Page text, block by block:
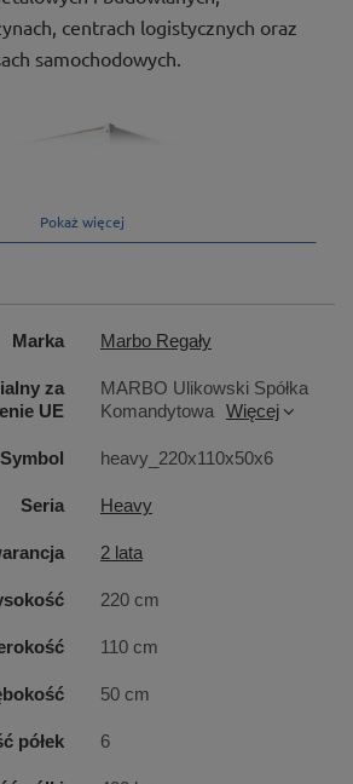
centrach logistycznych oraz
samochodowych.
z innymiw funkcjonalne
stabilności
Pokaż więcej
Marka Marbo Regały
za
UE
MARBO Ulikowski Spółka
Komandytowa
Więcej
Symbol heavy_220x110x50x6
Seria Heavy
2 lata
220 cm
110 cm
50 cm
półek 6